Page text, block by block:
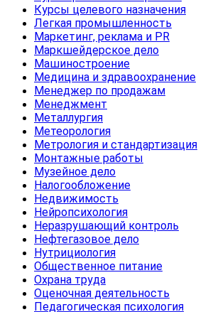
Курсы целевого назначения
Легкая промышленность
Маркетинг, реклама и PR
Маркшейдерское дело
Машиностроение
Медицина и здравоохранение
Менеджер по продажам
Менеджмент
Металлургия
Метеорология
Метрология и стандартизация
Монтажные работы
Музейное дело
Налогообложение
Недвижимость
Нейропсихология
Неразрушающий контроль
Нефтегазовое дело
Нутрициология
Общественное питание
Охрана труда
Оценочная деятельность
Педагогическая психология